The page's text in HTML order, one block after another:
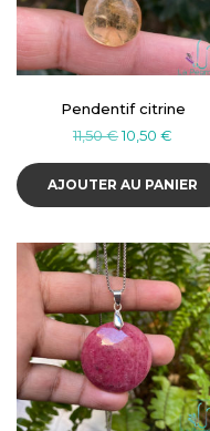
Pendentif citrine
11,50€Le
initial
10,50€
actuel
AJOUTER AU PANIER